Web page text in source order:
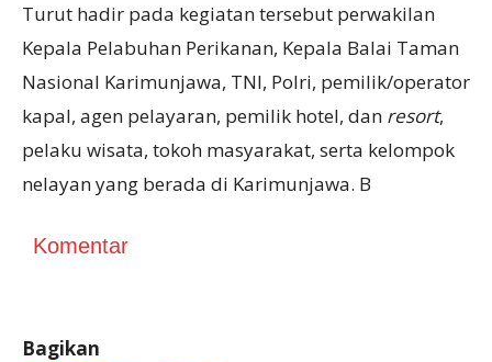
Turut hadir pada kegiatan tersebut perwakilan
Kepala Pelabuhan Perikanan, Kepala Balai Taman
Nasional Karimunjawa, TNI, Polri, pemilik/operator
kapal, agen pelayaran, pemilik hotel, dan resort,
pelaku wisata, tokoh masyarakat, serta kelompok
nelayan yang berada di Karimunjawa. B
Komentar
Bagikan